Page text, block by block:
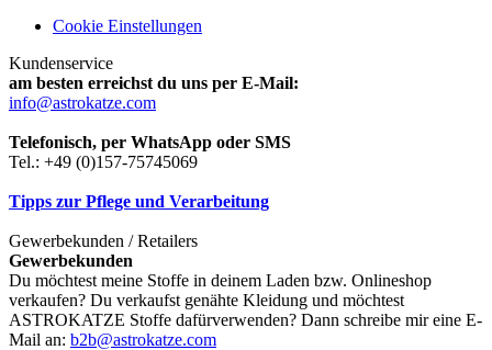
Cookie Einstellungen
Kundenservice
am besten erreichst du uns per E-Mail:
info@astrokatze.com
Telefonisch, per WhatsApp oder SMS
Tel.: +49 (0)157-75745069
Tipps zur Pflege und Verarbeitung
Gewerbekunden / Retailers
Gewerbekunden
Du möchtest meine Stoffe in deinem Laden bzw. Onlineshop
verkaufen? Du verkaufst genähte Kleidung und möchtest
ASTROKATZE Stoffe dafürverwenden? Dann schreibe mir eine E-
Mail an: b2b@astrokatze.com